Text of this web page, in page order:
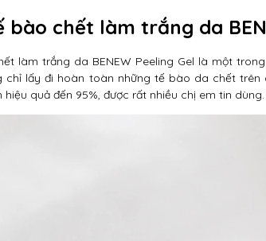
bào chết làm trắng da
làm trắng da BENEW Peeling Gel là một
chỉ lấy đi hoàn toàn những tế bào da chết
hiệu quả đến 95%, được rất nhiều chị em tin dùng.